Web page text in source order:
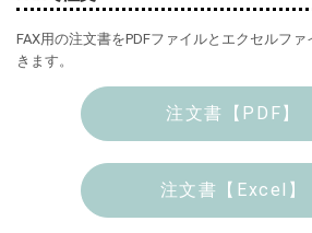
FAX用の注文書をPDFファイルとエクセルフ
きます。
注文書【PDF】
注文書【Excel】